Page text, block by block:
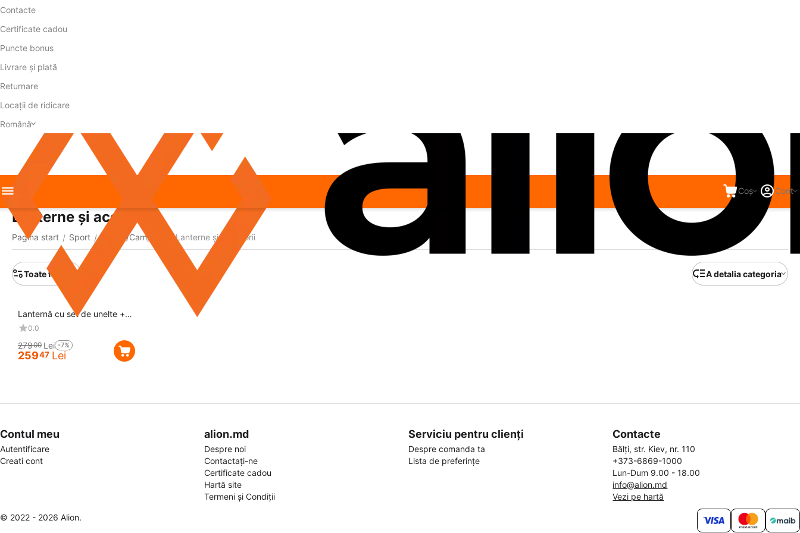
Contacte
Certificate cadou
Puncte bonus
Livrare și plată
Returnare
Locații de ridicare
Română
Coș Cont
Lanterne și accesorii
Pagina start / Sport / Turism/Camping Lanterne și accesorii
Toate filtrele A detalia categoria
Lanternă cu set de unelte +
încărcător portabil (power
bank)
0.0
25947 Lei
27900 Lei -7%
Contul meu
Autentificare
Creati cont
alion.md
Despre noi
Contactați-ne
Certificate cadou
Hartă site
Termeni și Condiții
Serviciu pentru clienți
Despre comanda ta
Lista de preferințe
Contacte
Bălți, str. Kiev, nr. 110
+373-6869-1000
Lun-Dum 9.00 - 18.00
info@alion.md
Vezi pe hartă
© 2022 - 2026 Alion.